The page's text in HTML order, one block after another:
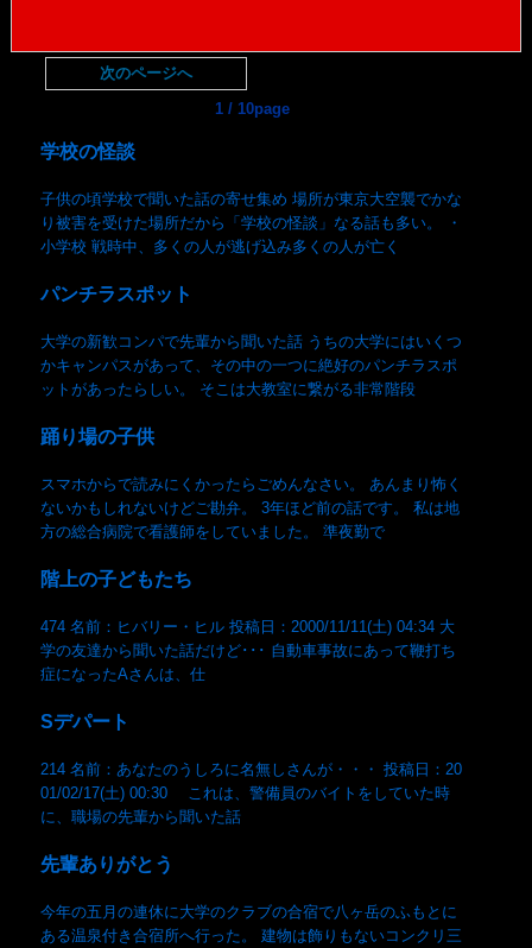
次のページへ
1 / 10page
学校の怪談
子供の頃学校で聞いた話の寄せ集め 場所が東京大空襲でかな
り被害を受けた場所だから「学校の怪談」なる話も多い。 ・
小学校 戦時中、多くの人が逃げ込み多くの人が亡く
パンチラスポット
大学の新歓コンパで先輩から聞いた話 うちの大学にはいくつ
かキャンパスがあって、その中の一つに絶好のパンチラスポ
ットがあったらしい。 そこは大教室に繋がる非常階段
踊り場の子供
スマホからで読みにくかったらごめんなさい。 あんまり怖く
ないかもしれないけどご勘弁。 3年ほど前の話です。 私は地
方の総合病院で看護師をしていました。 準夜勤で
階上の子どもたち
474 名前：ヒバリー・ヒル 投稿日：2000/11/11(土) 04:34 大
学の友達から聞いた話だけど･･･ 自動車事故にあって鞭打ち
症になったAさんは、仕
Sデパート
214 名前：あなたのうしろに名無しさんが・・・ 投稿日：20
01/02/17(土) 00:30 これは、警備員のバイトをしていた時
に、職場の先輩から聞いた話
先輩ありがとう
今年の五月の連休に大学のクラブの合宿で八ヶ岳のふもとに
ある温泉付き合宿所へ行った。 建物は飾りもないコンクリ三